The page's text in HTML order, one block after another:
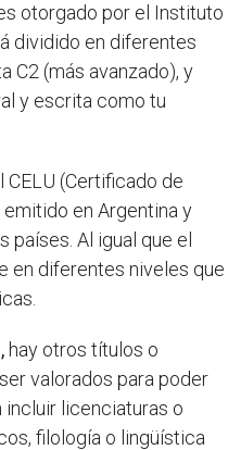
otorgado por el Instituto
dividido en diferentes
C2 (más avanzado), y
y escrita como tu
CELU (Certificado de
emitido en Argentina y
Al igual que el
en diferentes niveles que
hay otros títulos o
valorados para poder
incluir licenciaturas o
filología o lingüística